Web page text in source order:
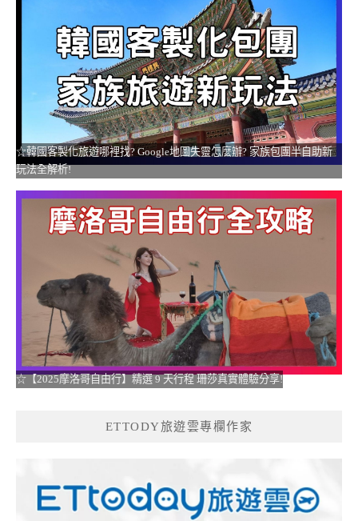
☆韓國客製化旅遊哪裡找? Google地圖失靈怎麼辦? 家族包團半自助新
玩法全解析!
☆【2025摩洛哥自由行】精選 9 天行程 珊莎真實體驗分享!
ETTODY旅遊雲專欄作家